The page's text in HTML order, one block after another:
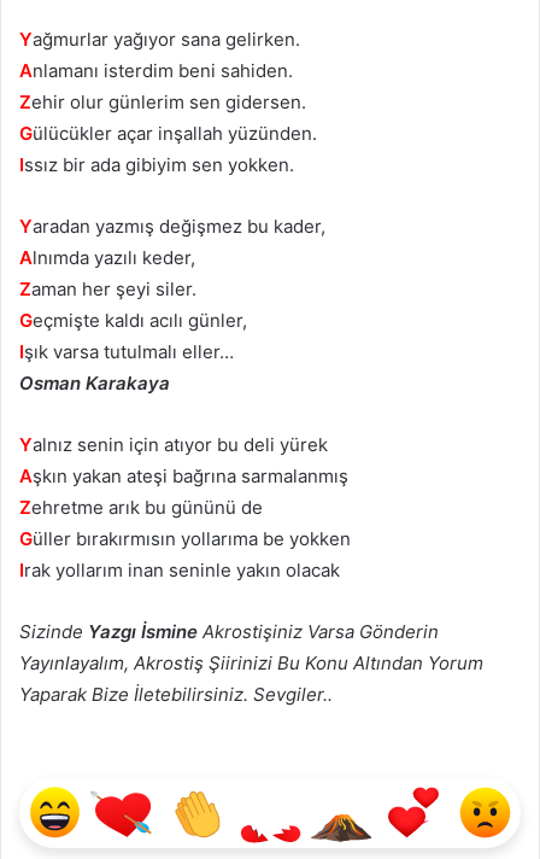
Yağmurlar yağıyor sana gelirken.
Anlamanı isterdim beni sahiden.
Zehir olur günlerim sen gidersen.
Gülücükler açar inşallah yüzünden.
Issız bir ada gibiyim sen yokken.
Yaradan yazmış değişmez bu kader,
Alnımda yazılı keder,
Zaman her şeyi siler.
Geçmişte kaldı acılı günler,
Işık varsa tutulmalı eller…
Osman Karakaya
Yalnız senin için atıyor bu deli yürek
Aşkın yakan ateşi bağrına sarmalanmış
Zehretme arık bu gününü de
Güller bırakırmısın yollarıma be yokken
Irak yollarım inan seninle yakın olacak
Sizinde Yazgı İsmine Akrostişiniz Varsa Gönderin
Yayınlayalım, Akrostiş Şiirinizi Bu Konu Altından Yorum
Yaparak Bize İletebilirsiniz. Sevgiler..